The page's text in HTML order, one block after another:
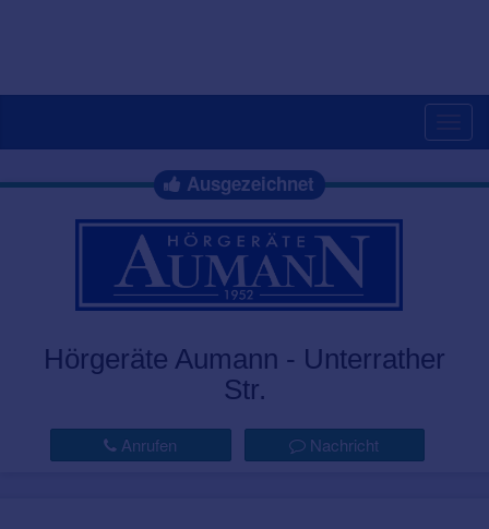
Ausgezeichnet
Hörgeräte Aumann - Unterrather
Str.
Anrufen Nachricht